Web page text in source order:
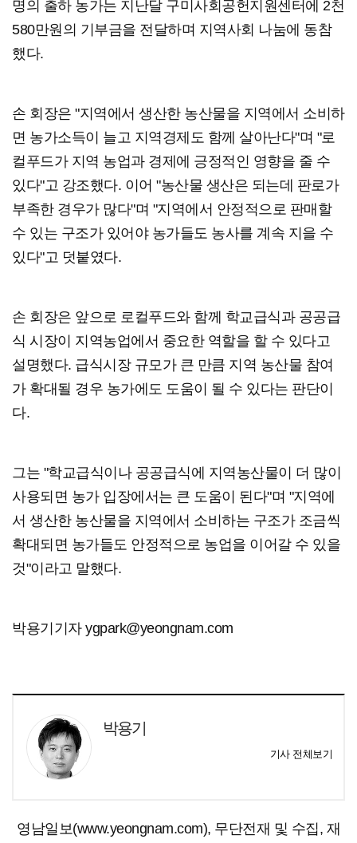
명의 출하 농가는 지난달 구미사회공헌지원센터에 2천
580만원의 기부금을 전달하며 지역사회 나눔에 동참
했다.
손 회장은 "지역에서 생산한 농산물을 지역에서 소비하
면 농가소득이 늘고 지역경제도 함께 살아난다"며 "로
컬푸드가 지역 농업과 경제에 긍정적인 영향을 줄 수
있다"고 강조했다. 이어 "농산물 생산은 되는데 판로가
부족한 경우가 많다"며 "지역에서 안정적으로 판매할
수 있는 구조가 있어야 농가들도 농사를 계속 지을 수
있다"고 덧붙였다.
손 회장은 앞으로 로컬푸드와 함께 학교급식과 공공급
식 시장이 지역농업에서 중요한 역할을 할 수 있다고
설명했다. 급식시장 규모가 큰 만큼 지역 농산물 참여
가 확대될 경우 농가에도 도움이 될 수 있다는 판단이
다.
그는 "학교급식이나 공공급식에 지역농산물이 더 많이
사용되면 농가 입장에서는 큰 도움이 된다"며 "지역에
서 생산한 농산물을 지역에서 소비하는 구조가 조금씩
확대되면 농가들도 안정적으로 농업을 이어갈 수 있을
것"이라고 말했다.
박용기기자 ygpark@yeongnam.com
박용기
기사 전체보기
영남일보(www.yeongnam.com), 무단전재 및 수집, 재